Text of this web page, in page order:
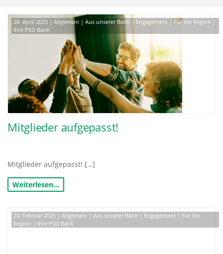
28. April 2025 | Allgemein | Aus unserer Bank | Engagement| Für die Region |
Ihre PSD Bank
Mitglieder aufgepasst!
Mitglieder aufgepasst! […]
Weiterlesen…
24. Februar 2025 | Allgemein | Aus unserer Bank | Engagement | Für die
Region | Ihre PSD Bank